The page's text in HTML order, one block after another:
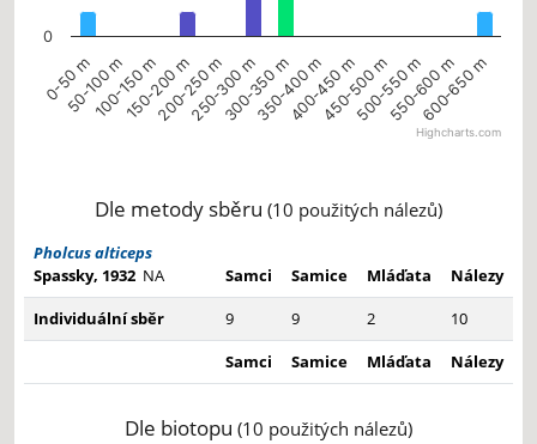
0-50 m
50-100 m
100-150 m
150-200 m
200-250 m
250-300 m
300-350 m
350-400 m
400-450 m
450-500 m
500-550 m
550-600 m
600-650 m
0
Highcharts.com
Dle metody sběru (10 použitých nálezů)
Pholcus alticeps
Spassky, 1932 NA Samci Samice Mláďata
Nálezy
Individuální sběr
9 9 2
10
Samci
Samice Mláďata Nálezy
Dle biotopu (10 použitých nálezů)